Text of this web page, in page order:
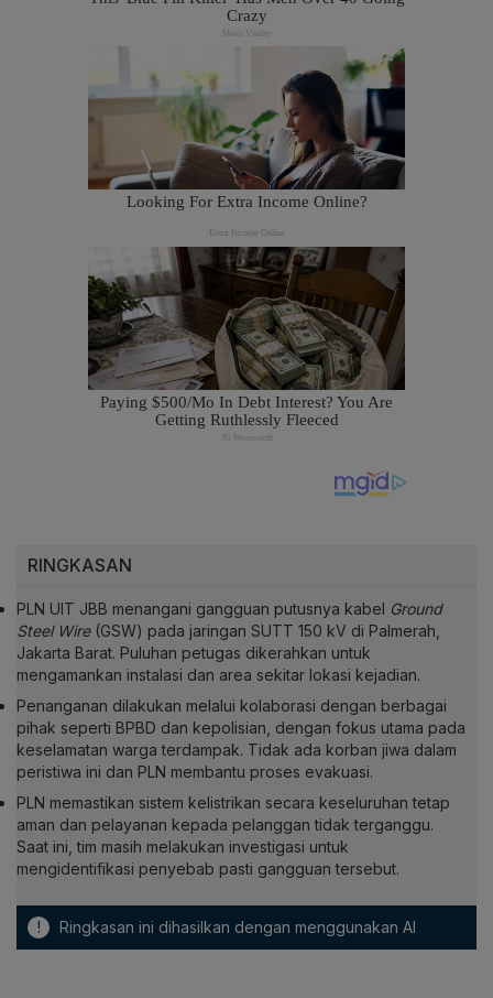
RINGKASAN
PLN UIT JBB menangani gangguan putusnya kabel Ground
Steel Wire(GSW) pada jaringan SUTT 150 kV di Palmerah,
Jakarta Barat. Puluhan petugas dikerahkan untuk
mengamankan instalasi dan area sekitar lokasi kejadian.
Penanganan dilakukan melalui kolaborasi dengan berbagai
pihak seperti BPBD dan kepolisian, dengan fokus utama pada
keselamatan warga terdampak. Tidak ada korban jiwa dalam
peristiwa ini dan PLN membantu proses evakuasi.
PLN memastikan sistem kelistrikan secara keseluruhan tetap
aman dan pelayanan kepada pelanggan tidak terganggu.
Saat ini, tim masih melakukan investigasi untuk
mengidentifikasi penyebab pasti gangguan tersebut.
! Ringkasan ini dihasilkan dengan menggunakan AI